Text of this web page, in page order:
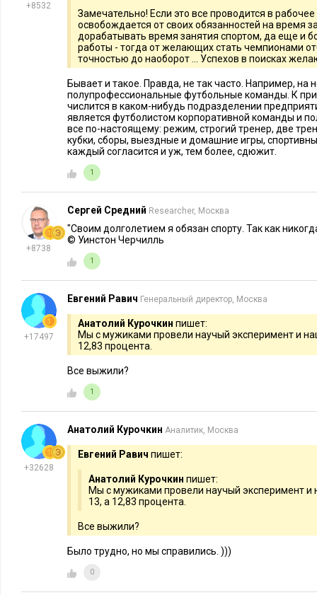
+8532
Замечательно! Если это все проводится в
освобождается от своих обязанностей на время
дорабатывать время занятия спортом, да еще и
работы - тогда от желающих стать чемпионами
точностью до наоборот ... Успехов в поисках
Бывает и такое. Правда, не так часто. Например, на
полупрофессиональные футбольные команды. К
числится в каком-нибудь подразделении
является футболистом корпоративной команды и
все по-настоящему: режим, строгий тренер, две
кубки, сборы, выездные и домашние игры,
каждый согласится и уж, тем более, сдюжит.
1
+8738
Сергей Средний Researcher, Москва
"Своим долголетием я обязан спорту. Так как
© Уинстон Черчилль
1
+17497
Евгений Равич Генеральный директор, Москва
Анатолий Курочкин пишет:
Мы с мужиками провели научый эксперимент и
12,83 процента.
Все выжили?
1
+32628
Анатолий Курочкин Аналитик, Москва
Евгений Равич пишет:
Анатолий Курочкин пишет:
Мы с мужиками провели научый эксперимент и
13, а 12,83 процента.
Все выжили?
Было трудно, но мы справились. )))
0